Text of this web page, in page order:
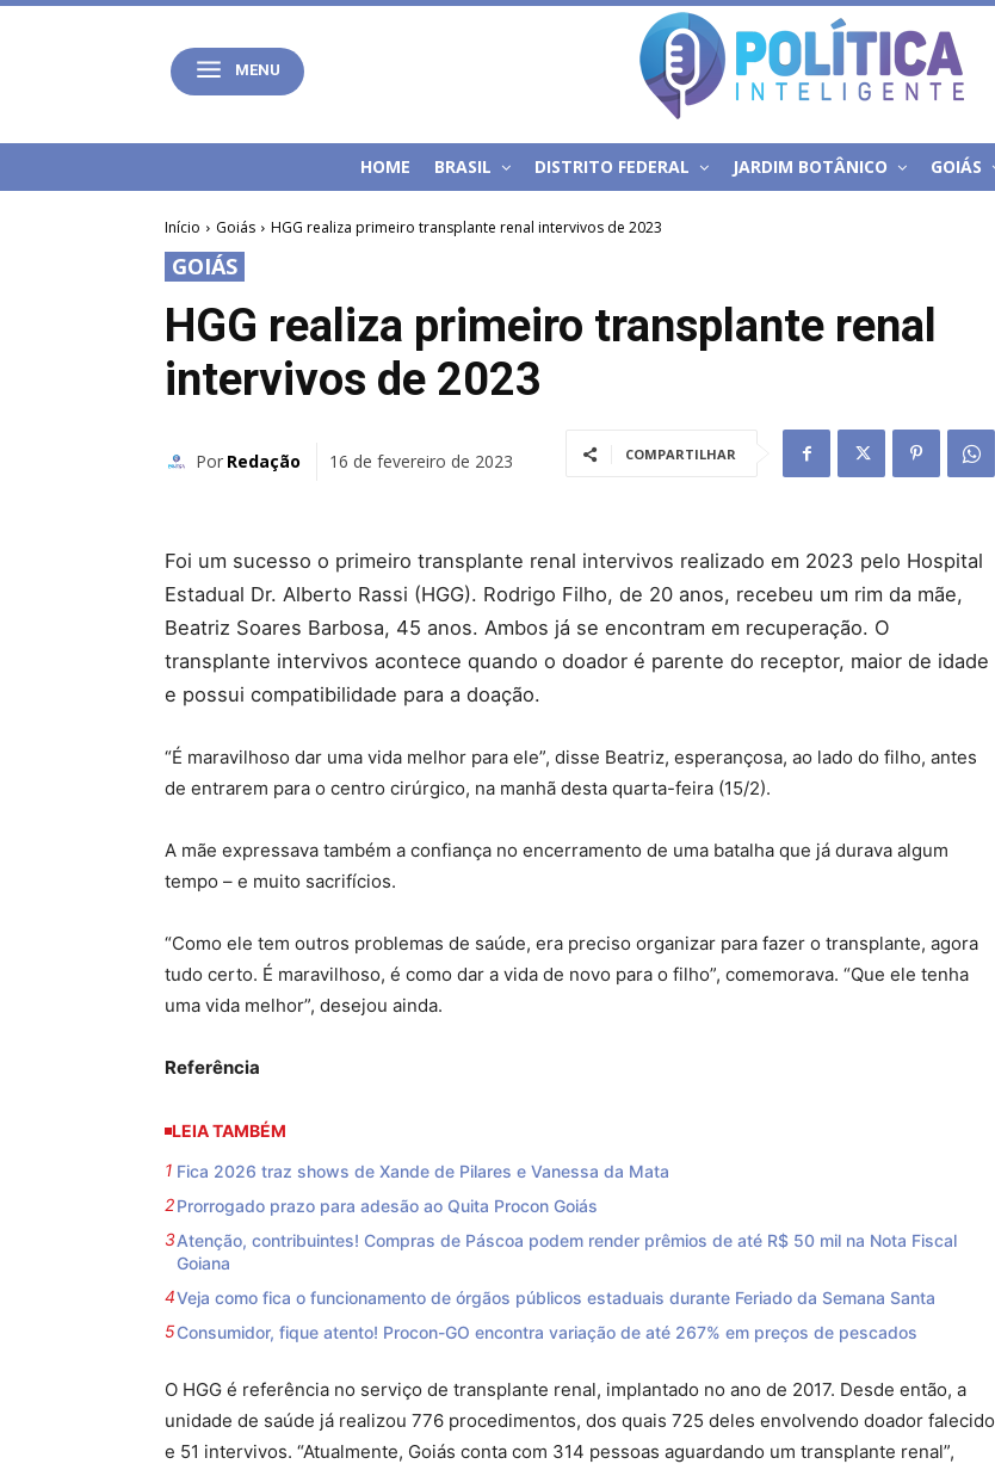
MENU
HOME BRASIL DISTRITO FEDERAL JARDIM BOTÂNICO GOIÁS
Início Goiás HGG realiza primeiro transplante renal intervivos de 2023
GOIÁS
HGG realiza primeiro transplante renal
intervivos de 2023
Por Redação 16 de fevereiro de 2023 COMPARTILHAR
Foi um sucesso o primeiro transplante renal intervivos realizado em 2023 pelo Hospital
Estadual Dr. Alberto Rassi (HGG). Rodrigo Filho, de 20 anos, recebeu um rim da mãe,
Beatriz Soares Barbosa, 45 anos. Ambos já se encontram em recuperação. O
transplante intervivos acontece quando o doador é parente do receptor, maior de idade
e possui compatibilidade para a doação.
“É maravilhoso dar uma vida melhor para ele”, disse Beatriz, esperançosa, ao lado do filho, antes
de entrarem para o centro cirúrgico, na manhã desta quarta-feira (15/2).
A mãe expressava também a confiança no encerramento de uma batalha que já durava algum
tempo – e muito sacrifícios.
“Como ele tem outros problemas de saúde, era preciso organizar para fazer o transplante, agora
tudo certo. É maravilhoso, é como dar a vida de novo para o filho”, comemorava. “Que ele tenha
uma vida melhor”, desejou ainda.
Referência
LEIA TAMBÉM
Fica 2026 traz shows de Xande de Pilares e Vanessa da Mata
Prorrogado prazo para adesão ao Quita Procon Goiás
Atenção, contribuintes! Compras de Páscoa podem render prêmios de até R$ 50 mil na Nota Fiscal
Goiana
Veja como fica o funcionamento de órgãos públicos estaduais durante Feriado da Semana Santa
Consumidor, fique atento! Procon-GO encontra variação de até 267% em preços de pescados
O HGG é referência no serviço de transplante renal, implantado no ano de 2017. Desde então, a
unidade de saúde já realizou 776 procedimentos, dos quais 725 deles envolvendo doador falecido
e 51 intervivos. “Atualmente, Goiás conta com 314 pessoas aguardando um transplante renal”,